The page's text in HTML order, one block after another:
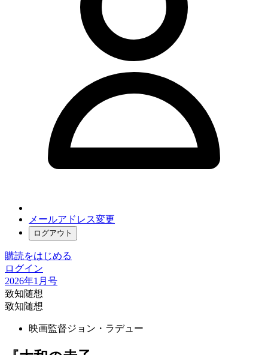
メールアドレス変更
ログアウト
購読をはじめる
ログイン
2026年1月号
致知随想
致知随想
映画監督ジョン・ラデュー